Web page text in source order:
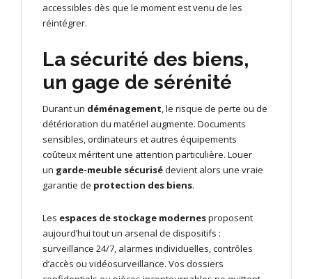
accessibles dès que le moment est venu de les
réintégrer.
La sécurité des biens,
un gage de sérénité
Durant un déménagement , le risque de perte ou de
détérioration du matériel augmente. Documents
sensibles, ordinateurs et autres équipements
coûteux méritent une attention particulière. Louer
un garde-meuble sécurisédevient alors une vraie
garantie de protection des biens.
Les espaces de stockage modernesproposent
aujourd’hui tout un arsenal de dispositifs :
surveillance 24/7, alarmes individuelles, contrôles
d’accès ou vidéosurveillance. Vos dossiers